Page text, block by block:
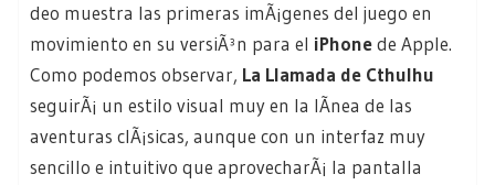
deo muestra las primeras imÃ¡genes del juego en
movimiento en su versiÃ³n para el iPhonede Apple.
Como podemos observar, La Llamada de Cthulhu
seguirÃ¡ un estilo visual muy en la lÃ­nea de las
aventuras clÃ¡sicas, aunque con un interfaz muy
sencillo e intuitivo que aprovecharÃ¡ la pantalla